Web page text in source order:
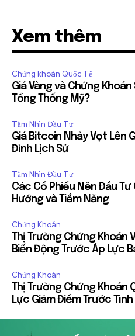
Xem thêm
Chứng khoán Quốc Tế
Giá Vàng và Chứng Khoán
Tổng Thống Mỹ?
Tầm Nhìn Đầu Tư
Giá Bitcoin Nhảy Vọt Lên
Đỉnh Lịch Sử
Tầm Nhìn Đầu Tư
Các Cổ Phiếu Nên Đầu Tư
Hướng và Tiềm Năng
Chứng Khoán
Thị Trường Chứng Khoán
Biến Động Trước Áp Lực
Chứng Khoán
Thị Trường Chứng Khoán
Lực Giảm Điểm Trước